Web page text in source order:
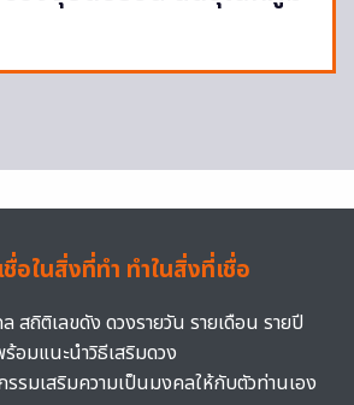
อในสิ่งที่ทำ ทำในสิ่งที่เชื่อ
สถิติเลขดัง ดวงรายวัน รายเดือน รายปี
อมแนะนำวิธีเสริมดวง
รมเสริมความเป็นมงคลให้กับตัวท่านเอง